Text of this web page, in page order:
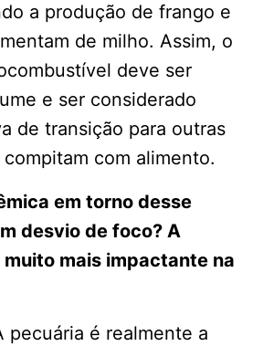
a produção de frango e
de milho. Assim, o
deve ser
e ser considerado
de transição para outras
com alimento.
em torno desse
desvio de foco? A
mais impactante na
pecuária é realmente a